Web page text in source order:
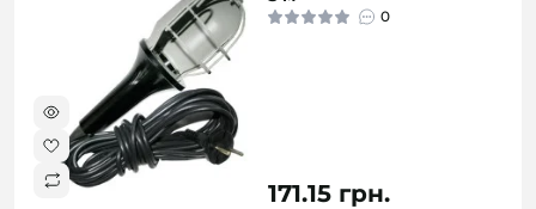
0
171.15 грн.